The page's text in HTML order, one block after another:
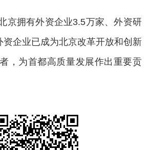
京拥有外资企业3.5万家、外资研
资企业已成为北京改革开放和创新
，为首都高质量发展作出重要贡